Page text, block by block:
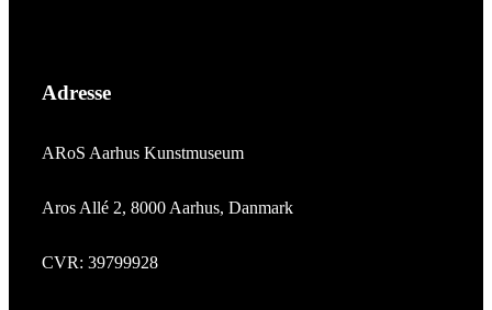
Adresse
ARoS Aarhus Kunstmuseum
Aros Allé 2, 8000 Aarhus, Danmark
CVR: 39799928